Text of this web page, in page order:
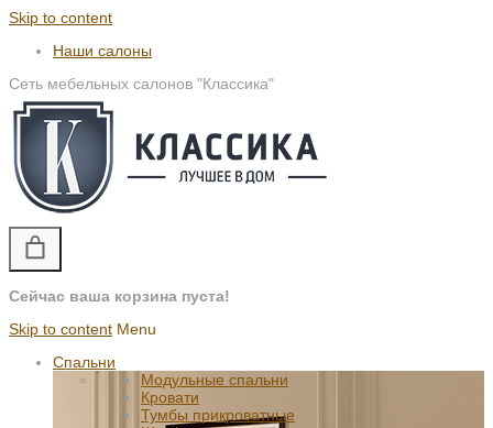
Skip to content
Наши салоны
Сеть мебельных салонов "Классика"
Сейчас ваша корзина пуста!
Skip to content Menu
Спальни
Модульные спальни
Кровати
Тумбы прикроватные